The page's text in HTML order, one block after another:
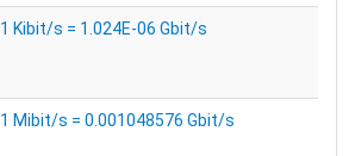
1 Kibit/s = 1.024E-06 Gbit/s
1 Mibit/s = 0.001048576 Gbit/s